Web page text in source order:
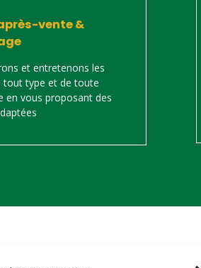
vente &
et entretenons les
tout type et de toute
en vous proposant des